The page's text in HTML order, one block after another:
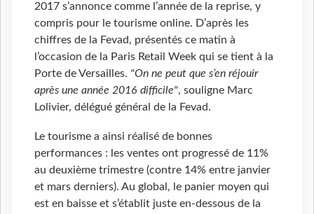
2017 s’annonce comme l’année de la reprise, y
compris pour le tourisme online. D’après les
chiffres de la Fevad, présentés ce matin à
l’occasion de la Paris Retail Week qui se tient à la
Porte de Versailles. "On ne peut que s’en réjouir
après une année 2016 difficile", souligne Marc
Lolivier, délégué général de la Fevad.
Le tourisme a ainsi réalisé de bonnes
performances : les ventes ont progressé de 11%
au deuxième trimestre (contre 14% entre janvier
et mars derniers). Au global, le panier moyen qui
est en baisse et s’établit juste en-dessous de la